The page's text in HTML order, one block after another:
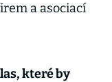
a asociací
které by